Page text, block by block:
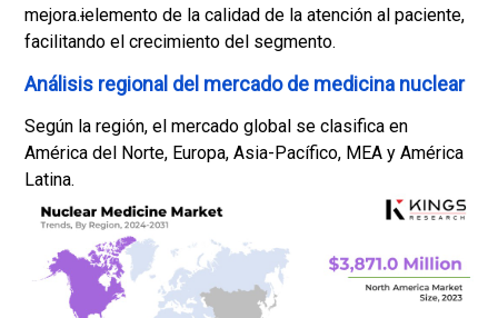
mejora.ielemento de la calidad de la atención al paciente,
facilitando el crecimiento del segmento.
Análisis regional del mercado de medicina nuclear
Según la región, el mercado global se clasifica en
América del Norte, Europa, Asia-Pacífico, MEA y América
Latina.